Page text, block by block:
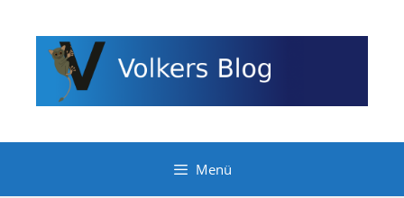
Inhalt
springen
Menü